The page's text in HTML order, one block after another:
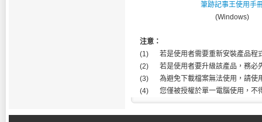
筆跡記事王使用手
(Windows)
注意：
(1)
若是使用者需要重新安裝產品程
(2)
若是使用者要升級該產品，務必
(3)
為避免下載檔案無法使用，請使
(4)
您僅被授權於單一電腦使用，不